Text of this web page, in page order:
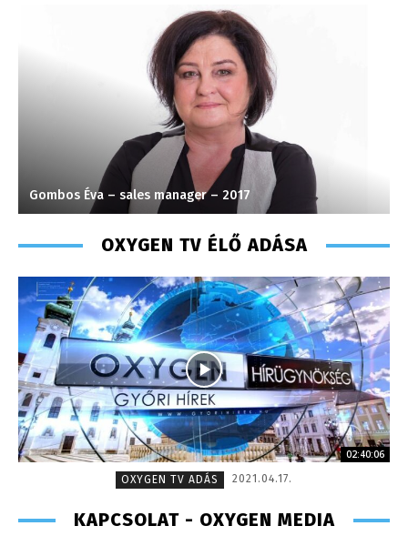
Gombos Éva – sales manager – 2017
OXYGEN TV ÉLŐ ADÁSA
02:40:06
OXYGEN TV ADÁS
2021.04.17.
KAPCSOLAT - OXYGEN MEDIA